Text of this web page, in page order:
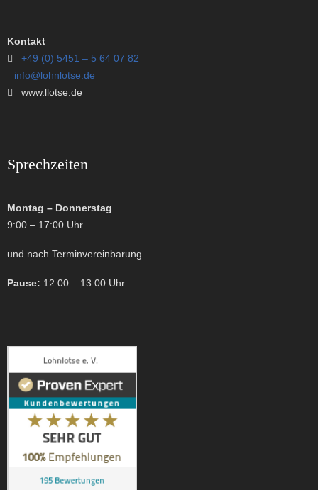
Kontakt
+49 (0) 5451 – 5 64 07 82
info@lohnlotse.de
www.llotse.de
Sprechzeiten
Montag – Donnerstag
9:00 – 17:00 Uhr
und nach Terminvereinbarung
Pause: 12:00 – 13:00 Uhr